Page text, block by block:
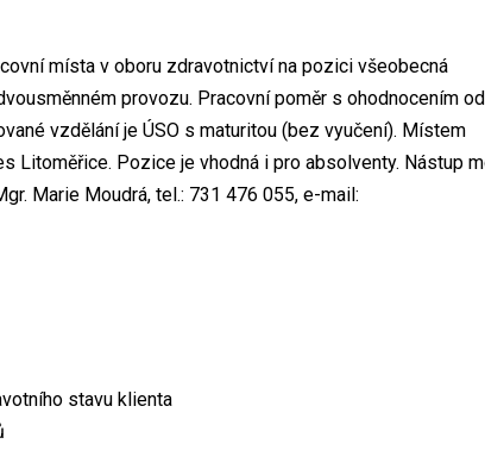
místa v oboru zdravotnictví na pozici všeobecná
provozu. Pracovní poměr s ohodnocením
vzdělání je ÚSO s maturitou (bez vyučení). Místem
Litoměřice. Pozice je vhodná i pro absolventy. Nástup
Marie Moudrá, tel.: 731 476 055, e-mail:
stavu klienta